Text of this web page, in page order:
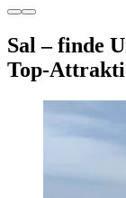
Sal – finde
Top-